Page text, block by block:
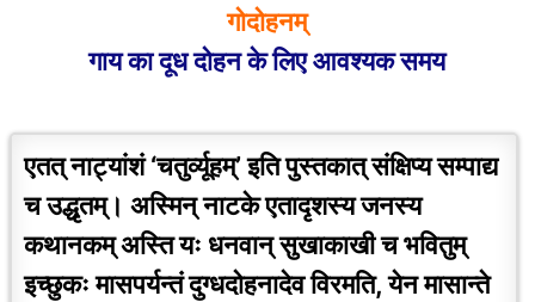
गोदोहनम्
गाय का दूध दोहन के लिए आवश्यक समय
एतत् नाट्यांशं ‘चतुर्व्यूहम्’ इति पुस्तकात् संक्षिप्य सम्पाद्य
च उद्धृतम्। अस्मिन् नाटके एतादृशस्य जनस्य
कथानकम् अस्ति यः धनवान् सुखाकाखी च भवितुम्
इच्छुकः मासपर्यन्तं दुग्धदोहनादेव विरमति, येन मासान्ते